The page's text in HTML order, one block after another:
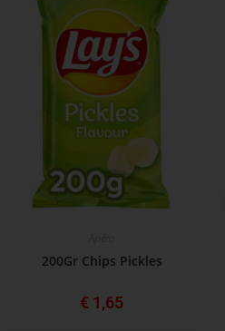
200Gr Chips Pickles
€ 1,65